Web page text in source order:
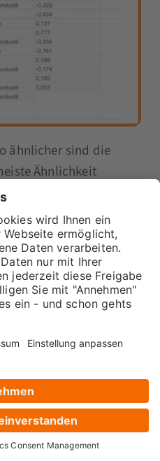
ähnlicher sind die
Ähnlichkeit
also zwischen der
dem Delphin. Die
der Delphin und die
Entität erstellen
über die
die Autorin